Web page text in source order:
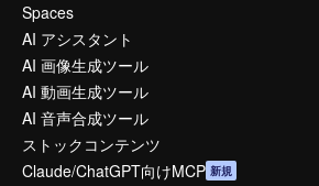
Spaces
AI アシスタント
AI 画像生成ツール
AI 動画生成ツール
AI 音声合成ツール
ストックコンテンツ
Claude/ChatGPT向けMCP 新規